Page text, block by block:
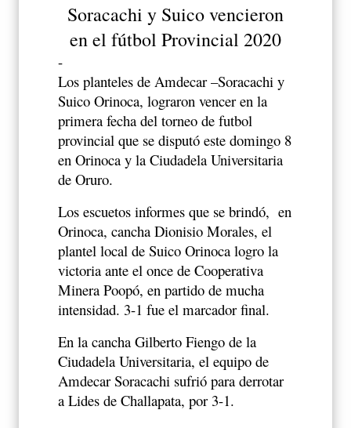
Soracachi y Suico vencieron
en el fútbol Provincial 2020
-
Los planteles de Amdecar –Soracachi y
Suico Orinoca, lograron vencer en la
primera fecha del torneo de futbol
provincial que se disputó este domingo 8
en Orinoca y la Ciudadela Universitaria
de Oruro.
Los escuetos informes que se brindó, en
Orinoca, cancha Dionisio Morales, el
plantel local de Suico Orinoca logro la
victoria ante el once de Cooperativa
Minera Poopó, en partido de mucha
intensidad. 3-1 fue el marcador final.
En la cancha Gilberto Fiengo de la
Ciudadela Universitaria, el equipo de
Amdecar Soracachi sufrió para derrotar
a Lides de Challapata, por 3-1.